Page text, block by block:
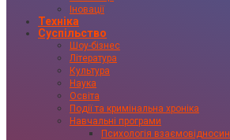
Іновації
Техніка
Суспільство
Шоу-бізнес
Література
Культура
Наука
Освіта
Події та кримінальна хроніка
Навчальні програми
Психологія взаємовідносин